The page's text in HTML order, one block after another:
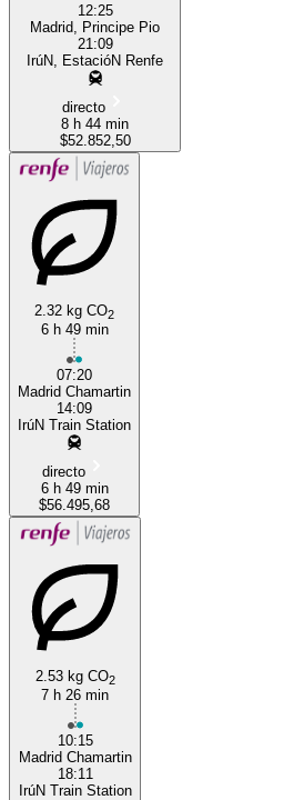
12:25
Madrid, Principe Pio
21:09
IrúN, EstacióN Renfe
directo
8 h 44 min
$52.852,50
2.32 kg CO2
6 h 49 min
07:20
Madrid Chamartin
14:09
IrúN Train Station
directo
6 h 49 min
$56.495,68
2.53 kg CO2
7 h 26 min
10:15
Madrid Chamartin
18:11
IrúN Train Station